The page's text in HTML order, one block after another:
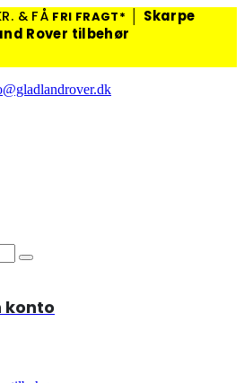
& FÅ FRI FRAGT*
Skarpe
Rover tilbehør
konto